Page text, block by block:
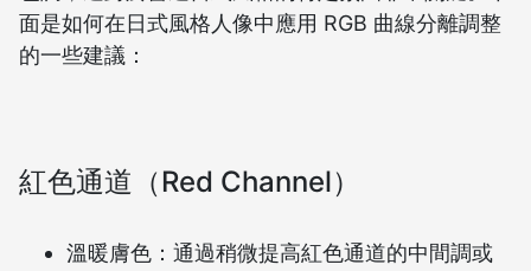
面是如何在日式風格人像中應用 RGB 曲線分離調整
的一些建議：
紅色通道（Red Channel）
溫暖膚色：通過稍微提高紅色通道的中間調或